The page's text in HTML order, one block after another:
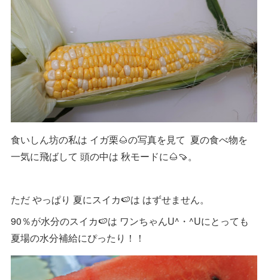
食いしん坊の私は イガ栗🌰の写真を見て 夏の食べ物を
一気に飛ばして 頭の中は 秋モードに🌰🍠。
ただ やっぱり 夏にスイカ🍉は はずせません。
90％が水分のスイカ🍉は ワンちゃんU^・^Uにとっても
夏場の水分補給にぴったり！！